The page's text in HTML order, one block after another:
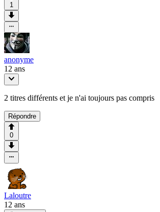
1
anonyme
12 ans
2 titres différents et je n'ai toujours pas compris
Répondre
0
Laloutre
12 ans